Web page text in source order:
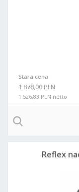
Stara cena
1 878,00 PLN
1 526,83 PLN netto
Reflex